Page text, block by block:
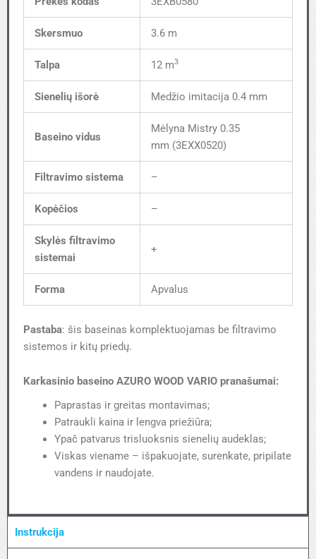
Skersmuo 3.6 m
Talpa 12 m3
Sienelių išorė Medžio imitacija 0.4 mm
Baseino vidus
Mėlyna Mistry 0.35
mm (3EXX0520)
Filtravimo sistema –
Kopėčios –
Skylės filtravimo
sistemai
+
Forma Apvalus
Pastaba: šis baseinas komplektuojamas be filtravimo
sistemos ir kitų priedų.
Karkasinio baseino AZURO WOOD VARIO pranašumai:
Paprastas ir greitas montavimas;
Patraukli kaina ir lengva priežiūra;
Ypač patvarus trisluoksnis sienelių audeklas;
Viskas viename – išpakuojate, surenkate, pripilate
vandens ir naudojate.
Instrukcija